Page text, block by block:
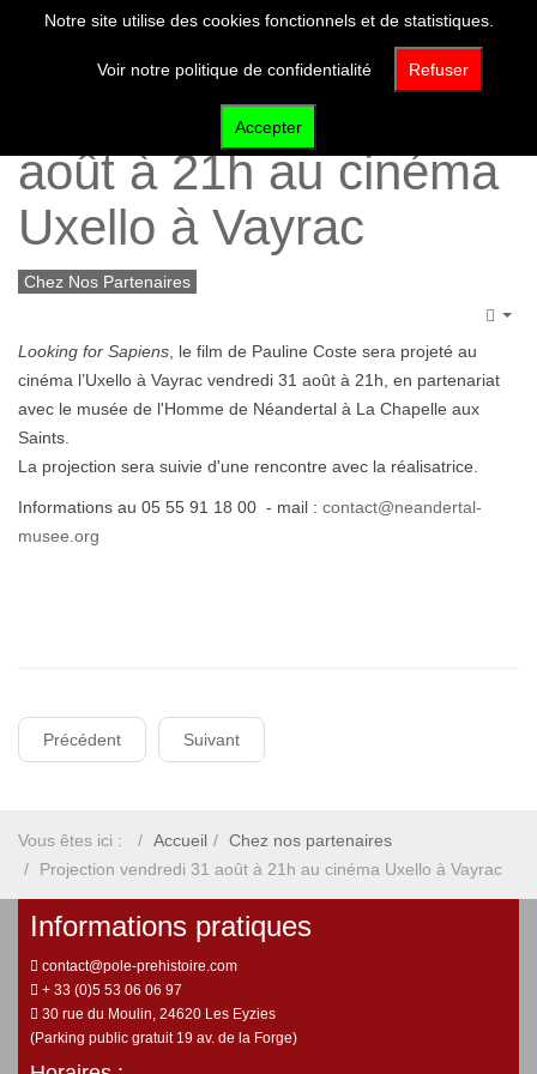
Projection vendredi 31
août à 21h au cinéma
Uxello à Vayrac
Chez Nos Partenaires
Looking for Sapiens , le film de Pauline Coste sera projeté au
cinéma l’Uxello à Vayrac vendredi 31 août à 21h, en partenariat
avec le musée de l'Homme de Néandertal à La Chapelle aux
Saints.
La projection sera suivie d'une rencontre avec la réalisatrice.
Informations au 05 55 91 18 00 - mail : contact@neandertal-
musee.org
Précédent Suivant
Vous êtes ici : Accueil
Chez nos partenaires
Projection vendredi 31 août à 21h au cinéma Uxello à Vayrac
Informations pratiques
contact@pole-prehistoire.com
+ 33 (0)5 53 06 06 97
30 rue du Moulin, 24620 Les Eyzies
(Parking public gratuit 19 av. de la Forge)
Notre site utilise des cookies fonctionnels et de statistiques.
Voir notre politique de confidentialité Refuser
Accepter